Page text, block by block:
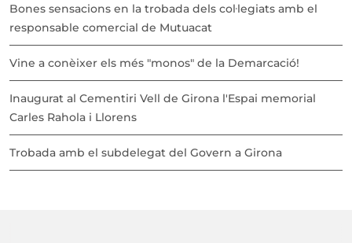
Bones sensacions en la trobada dels col·legiats amb el
responsable comercial de Mutuacat
Vine a conèixer els més "monos" de la Demarcació!
Inaugurat al Cementiri Vell de Girona l'Espai memorial
Carles Rahola i Llorens
Trobada amb el subdelegat del Govern a Girona